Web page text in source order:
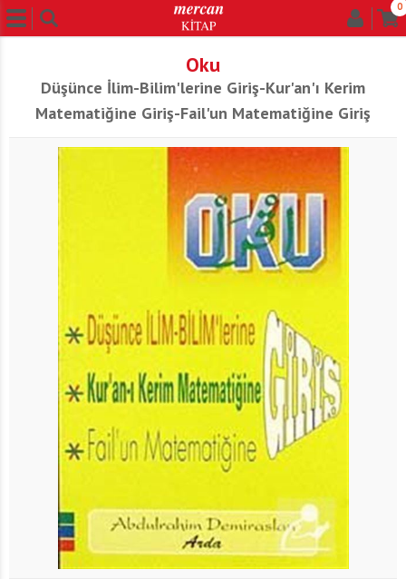
0
Oku
Düşünce İlim-Bilim'lerine Giriş-Kur'an'ı Kerim
Matematiğine Giriş-Fail'un Matematiğine Giriş